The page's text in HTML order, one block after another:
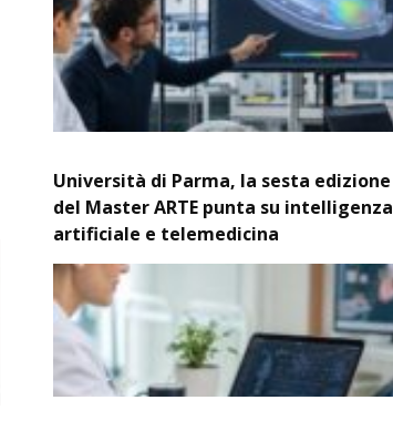
Università di Parma, la sesta edizione
del Master ARTE punta su intelligenza
artificiale e telemedicina